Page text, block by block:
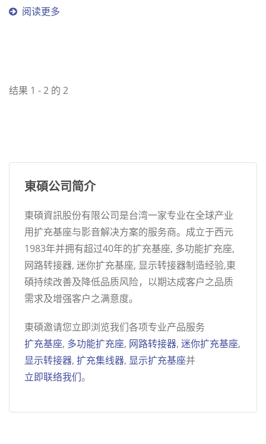
阅读更多
结果 1 - 2 的 2
東碩公司简介
東碩資訊股份有限公司是台湾一家专业在全球产业
用扩充基座与影音解决方案的服务商。成立于西元
1983年并拥有超过40年的扩充基座, 多功能扩充座,
网路转接器, 迷你扩充基座, 显示转接器制造经验,東
碩持续改善及降低品质风险，以期达成客户之品质
需求及增强客户之满意度。
東碩邀请您立即浏览我们各项专业产品服务
扩充基座, 多功能扩充座, 网路转接器, 迷你扩充基座,
显示转接器, 扩充集线器, 显示扩充基座并
立即联络我们。